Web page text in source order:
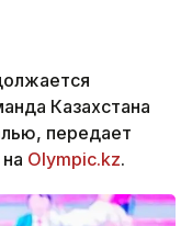
Казахстана
передает
Olympic.kz.